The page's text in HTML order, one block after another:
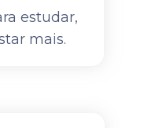
estudar,
mais.